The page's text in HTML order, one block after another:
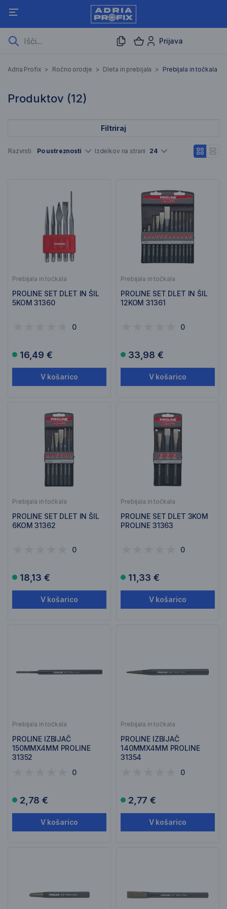
Prijava
Prebijala in točkala
Adria Profix > Ročno orodje > Dleta in prebijala > Prebijala in točkala
Produktov (12)
12 Rezultati iskanja
Filtriraj
Seznam artiklov
Razvrsti Po ustreznosti Izdelkov na strani 24
Prebijala in točkala
PROLINE SET DLET IN ŠIL
5KOM 31360
0
16,49 €
V košarico
Prebijala in točkala
PROLINE SET DLET IN ŠIL
12KOM 31361
0
33,98 €
V košarico
Prebijala in točkala
PROLINE SET DLET IN ŠIL
6KOM 31362
0
18,13 €
V košarico
Prebijala in točkala
PROLINE SET DLET 3KOM
PROLINE 31363
0
11,33 €
V košarico
Prebijala in točkala
PROLINE IZBIJAČ
150MMX4MM PROLINE
31352
0
2,78 €
V košarico
Prebijala in točkala
PROLINE IZBIJAČ
140MMX4MM PROLINE
31354
0
2,77 €
V košarico